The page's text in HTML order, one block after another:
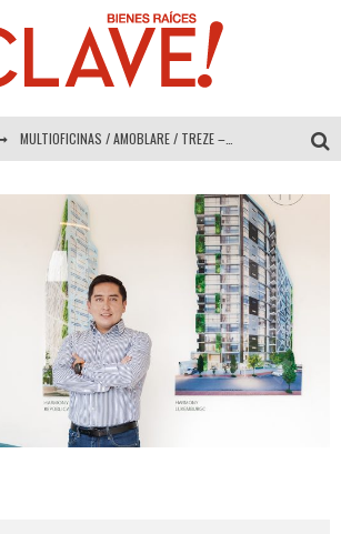
MULTIOFICINAS / AMOBLARE / TREZE – Especial Interiorismo & Decoración 2026
COLINEAL – Especial Interiorismo & Decoración 2026
ADRIANA HOYOS DESIGN STUDIO – Especial Interiorismo & Decoración 2026